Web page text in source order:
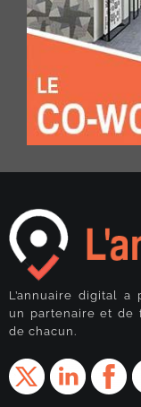
L’annuaire digital
un partenaire et de
de chacun.